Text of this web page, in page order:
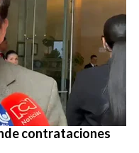
contrataciones